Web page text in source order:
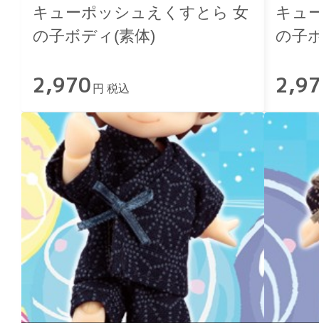
キューポッシュえくすとら 女
の子ボディ(素体)
2,970 円 税込
キュ
の子